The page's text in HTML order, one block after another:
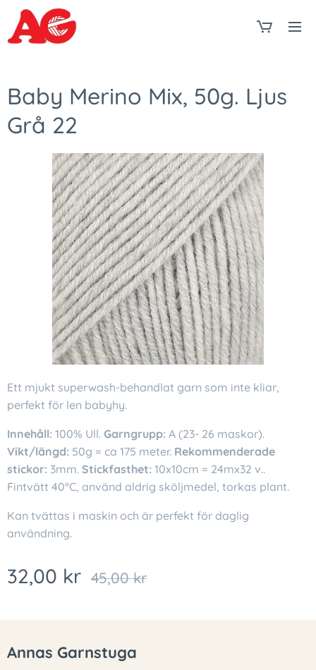
Baby Merino Mix, 50g. Ljus
Grå 22
Ett mjukt superwash-behandlat garn som inte kliar,
perfekt för len babyhy.
Innehåll: 100% Ull. Garngrupp: A (23- 26 maskor).
Vikt/längd: 50g = ca 175 meter. Rekommenderade
stickor: 3mm. Stickfasthet: 10x10cm = 24mx32 v..
Fintvätt 40°C, använd aldrig sköljmedel, torkas plant.
Kan tvättas i maskin och är perfekt för daglig
användning.
32,00 kr 45,00kr
Annas Garnstuga